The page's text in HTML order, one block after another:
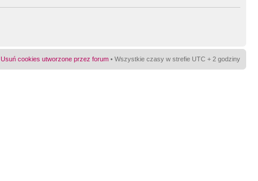
Usuń cookies utworzone przez forum • Wszystkie czasy w strefie UTC + 2 godziny